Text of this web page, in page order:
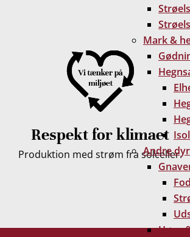
Mark &
Andre dyr
Høns
Respekt for klimaet
Produktion med strøm fra solceller.